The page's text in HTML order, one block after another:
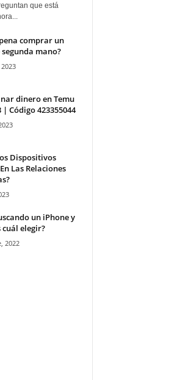
que está
comprar un
mano?
dinero en Temu
| Código 423355044
Dispositivos
Las Relaciones
un iPhone y
cuál elegir?
2022